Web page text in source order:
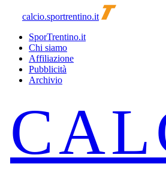
calcio.sportrentino.it
SporTrentino.it
Chi siamo
Affiliazione
Pubblicità
Archivio